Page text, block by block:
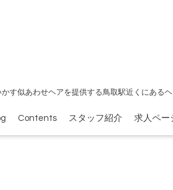
す似あわせヘアを提供する鳥取駅近くにある
Contents スタッフ紹介 求人ペー